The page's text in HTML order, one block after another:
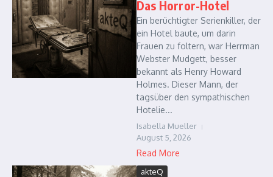
Das Horror-Hotel
Ein berüchtigter Serienkiller, der
ein Hotel baute, um darin
Frauen zu foltern, war Herrman
Webster Mudgett, besser
bekannt als Henry Howard
Holmes. Dieser Mann, der
tagsüber den sympathischen
Hotelie...
Isabella Mueller
August 5, 2026
Read More
akteQ